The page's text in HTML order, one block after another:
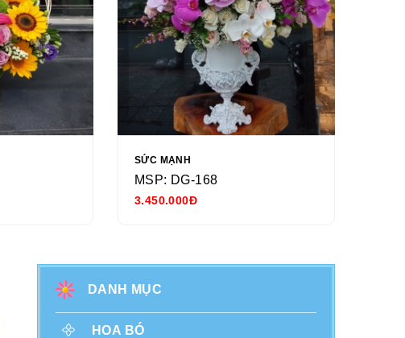
SỨC MẠNH
MSP: DG-168
3.450.000Đ
DANH MỤC
HOA BÓ